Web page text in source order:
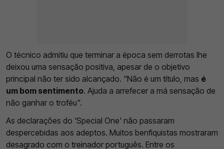
O técnico admitiu que terminar a época sem derrotas lhe
deixou uma sensação positiva, apesar de o objetivo
principal não ter sido alcançado. "Não é um título, mas é
um bom sentimento. Ajuda a arrefecer a má sensação de
não ganhar o troféu".
As declarações do 'Special One' não passaram
despercebidas aos adeptos. Muitos benfiquistas mostraram
desagrado com o treinador português. Entre os